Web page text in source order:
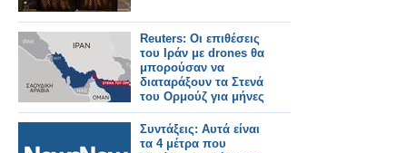
Reuters: Οι επιθέσεις
του Ιράν με drones θα
μπορούσαν να
διαταράξουν τα Στενά
του Ορμούζ για μήνες
Συντάξεις: Αυτά είναι
τα 4 μέτρα που